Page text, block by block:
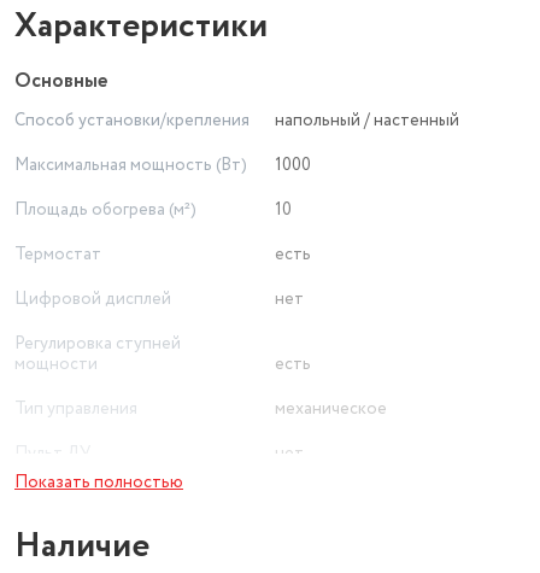
Характеристики
Основные
Способ установки/крепления
напольный / настенный
Максимальная мощность (Вт)
1000
Площадь обогрева (м²)
10
Термостат
есть
Цифровой дисплей
нет
Регулировка ступней
мощности
есть
Тип управления
механическое
нет
Ширина (см)
Показать полностью
Наличие